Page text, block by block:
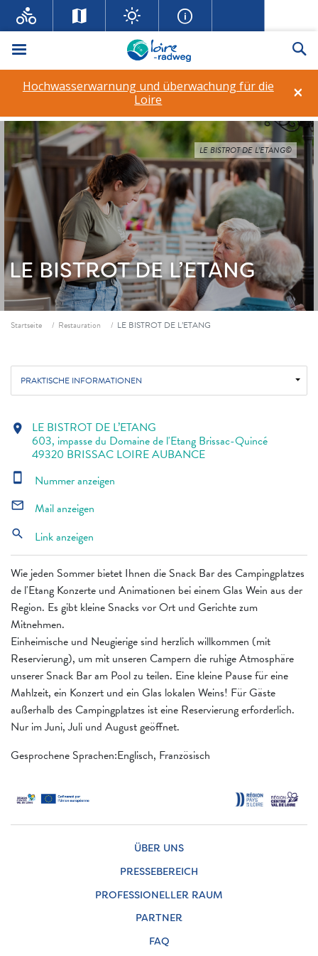
Menü
×
Hochwasserwarnung und überwachung für die
Loire
LE BISTROT DE L’ETANG
LE BISTROT DE L’ETANG©
Fil d'ariane
Startseite Restauration LE BISTROT DE L’ETANG
PRAKTISCHE INFORMATIONEN
Wie jeden Sommer bietet Ihnen die Snack Bar des Campingplatzes
de l'Etang Konzerte und Animationen bei einem Glas Wein aus der
Region. Es gibt kleine Snacks vor Ort und Gerichte zum
Mitnehmen.
Einheimische und Neugierige sind herzlich willkommen (mit
Reservierung), um mit unseren Campern die ruhige Atmosphäre
unserer Snack Bar am Pool zu teilen. Eine kleine Pause für eine
Mahlzeit, ein Konzert und ein Glas lokalen Weins! Für Gäste
außerhalb des Campingplatzes ist eine Reservierung erforderlich.
Nur im Juni, Juli und August geöffnet.
Gesprochene Sprachen:Englisch, Französisch
location_on LE BISTROT DE L’ETANG
603, impasse du Domaine de l'Etang Brissac-Quincé
49320 BRISSAC LOIRE AUBANCE
smartphone Nummer anzeigen
mail_outline Mail anzeigen
search Link anzeigen
ÜBER UNS
PRESSEBEREICH
PROFESSIONELLER RAUM
PARTNER
FAQ